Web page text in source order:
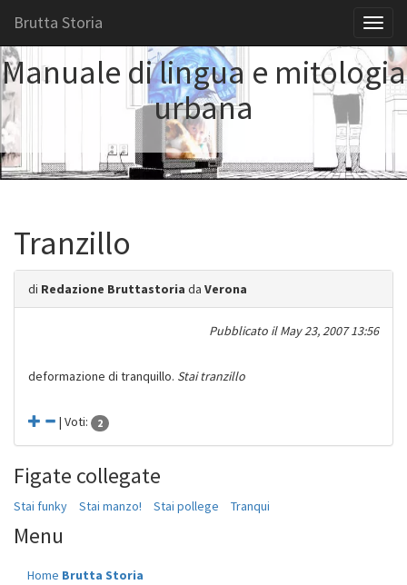
Brutta Storia
Manuale di lingua e mitologia
urbana
Tranzillo
di Redazione Bruttastoria da Verona
Pubblicato ilMay 23, 2007 13:56
deformazione di tranquillo. Stai tranzillo
| Voti: 2
Figate collegate
Stai funky Stai manzo! Stai pollege Tranqui
Menu
Home Brutta Storia